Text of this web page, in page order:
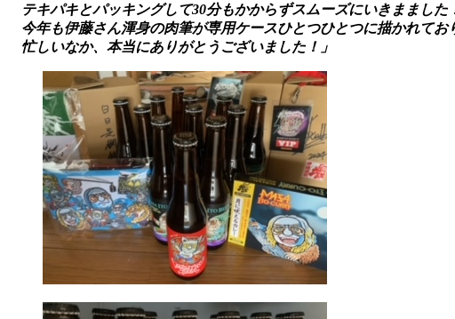
テキパキとパッキングして30分もかからずスムーズにいきまました
今年も伊藤さん渾身の肉筆が専用ケースひとつひとつに描かれてお
忙しいなか、本当にありがとうございました！」